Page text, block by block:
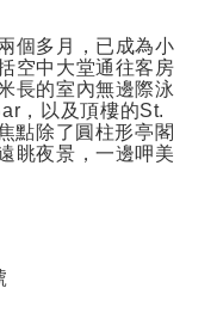
個多月，已成為小
空中大堂通往客房
長的室內無邊際泳
，以及頂樓的St.
點除了圓柱形亭閣
眺夜景，一邊呷美